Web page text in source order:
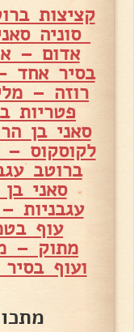
קציצות
סוניה
אדום –
בסיר אחד
רוזה –
פטריות
סאני בן
לקוסקוס –
ברוטב
סאני
עגבניות
עוף
מתוק –
ועוף